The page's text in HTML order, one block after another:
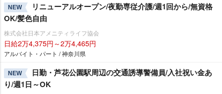
NEW
リニューアルオープン/夜勤専従介護/週1回から/無資格
OK/髪色自由
株式会社日本アメニティライフ協会
日給2万4,375円～2万4,465円
アルバイト・パート / 神奈川県
NEW
日勤・芦花公園駅周辺の交通誘導警備員/入社祝い金あ
り/週1日～OK